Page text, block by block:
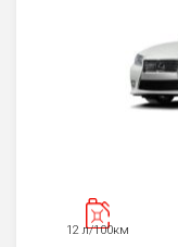
12 л/100км